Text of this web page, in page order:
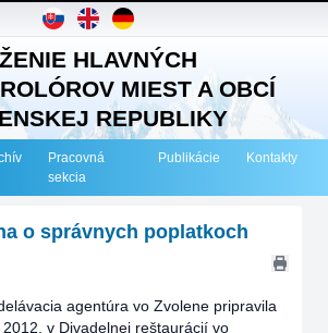
HLAVNÝCH
MIEST A OBCÍ
REPUBLIKY
Pracovná
sekcia
Publikácie Kontakty
o správnych poplatkoch
agentúra vo Zvolene pripravila
v Divadelnej reštaurácií vo